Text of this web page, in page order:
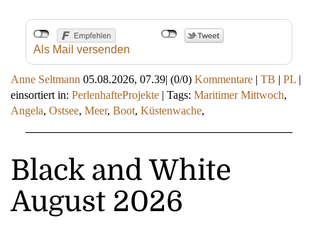
Als Mail versenden
Anne Seltmann 05.08.2026, 07.39| (0/0) Kommentare | TB | PL |
einsortiert in: PerlenhafteProjekte | Tags: Maritimer Mittwoch,
Angela, Ostsee, Meer, Boot, Küstenwache,
Black and White
August 2026